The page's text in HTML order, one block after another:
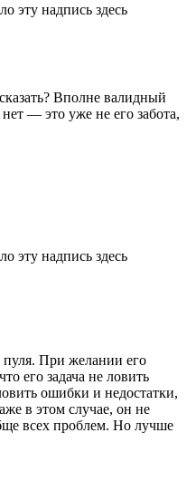
эту надпись здесь
Вполне валидный
— это уже не его забота,
эту надпись здесь
пуля. При желании его
его задача не ловить
ошибки и недостатки,
в этом случае, он не
всех проблем. Но лучше